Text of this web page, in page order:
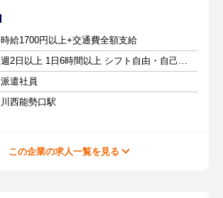
時給1700円以上+交通費全額支給
週2日以上 1日6時間以上 シフト自由・自己申告
派遣社員
川西能勢口駅
この企業の求人一覧を見る